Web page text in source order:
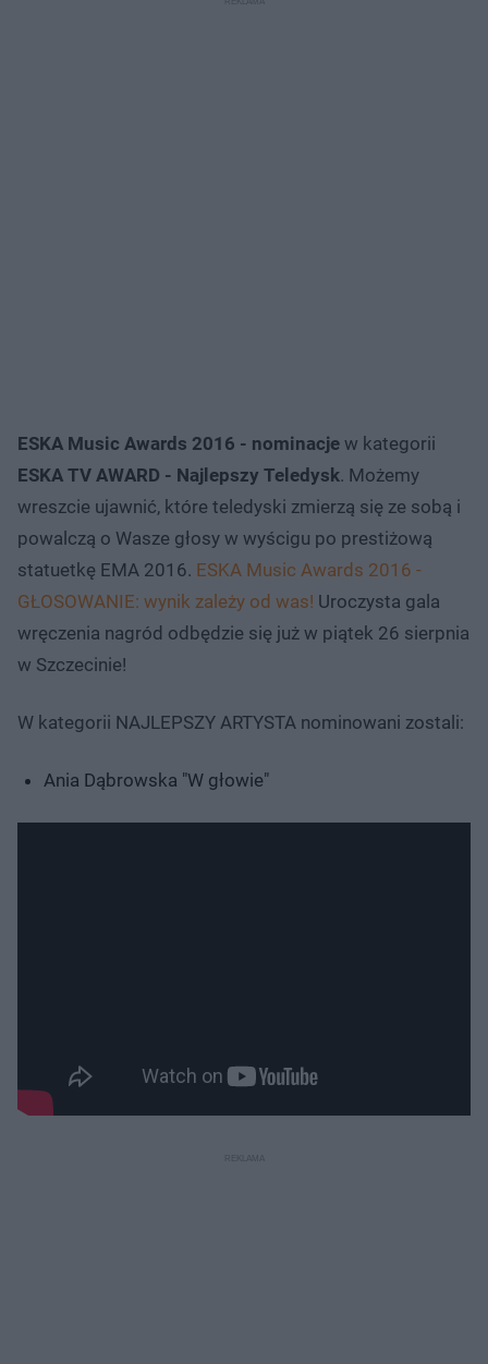
ESKA Music Awards 2016 - nominacje w kategorii
ESKA TV AWARD - Najlepszy Teledysk. Możemy
wreszcie ujawnić, które teledyski zmierzą się ze sobą i
powalczą o Wasze głosy w wyścigu po prestiżową
statuetkę EMA 2016. ESKA Music Awards 2016 -
GŁOSOWANIE: wynik zależy od was! Uroczysta gala
wręczenia nagród odbędzie się już w piątek 26 sierpnia
w Szczecinie!
W kategorii NAJLEPSZY ARTYSTA nominowani zostali:
Ania Dąbrowska "W głowie"